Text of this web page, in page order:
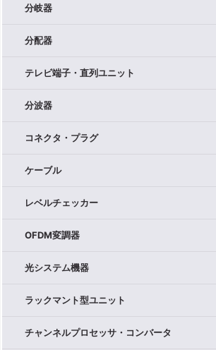
分岐器
分配器
テレビ端子・直列ユニット
分波器
コネクタ・プラグ
ケーブル
レベルチェッカー
OFDM変調器
光システム機器
ラックマント型ユニット
チャンネルプロセッサ・コンバータ